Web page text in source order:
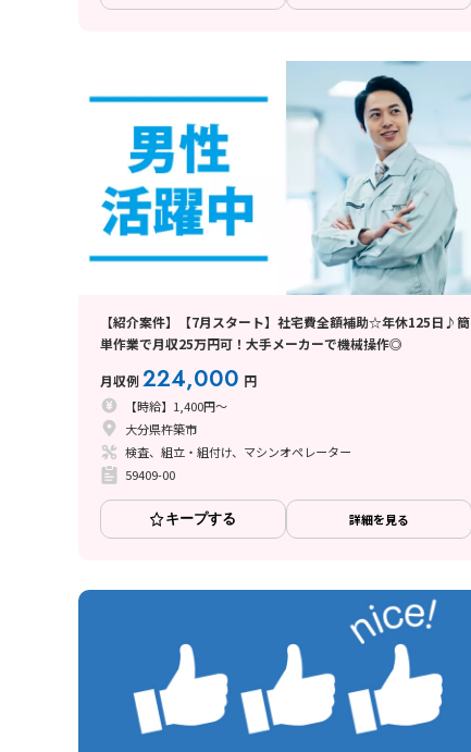
【紹介案件】【7月スタート】社宅費全額補助☆年休125日♪簡
単作業で月収25万円可！大手メーカーで機械操作◎
月収例224,000 円
【時給】1,400円～
大分県杵築市
検査、組立・組付け、マシンオペレーター
59409-00
キープする 詳細を見る